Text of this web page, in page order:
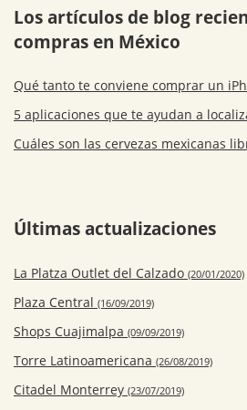
Los artículos de blog
compras en México
Qué tanto te conviene comprar un
5 aplicaciones que te ayudan a
Cuáles son las cervezas mexicanas
Últimas actualizaciones
La Platza Outlet del Calzado (20/01/2020)
Plaza Central (16/09/2019)
Shops Cuajimalpa (09/09/2019)
Torre Latinoamericana (26/08/2019)
Citadel Monterrey (23/07/2019)